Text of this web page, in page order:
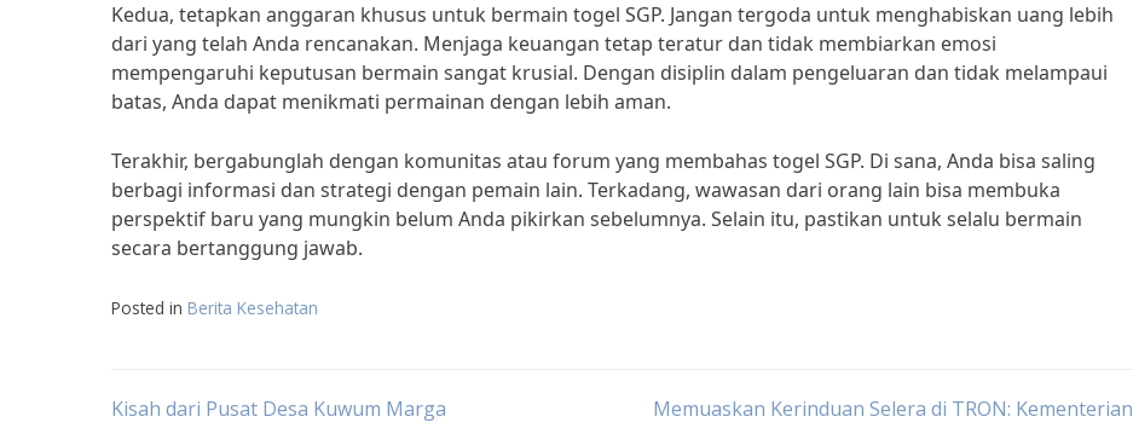
Kedua, tetapkan anggaran khusus untuk bermain togel SGP. Jangan tergoda untuk menghabiskan uang lebih
dari yang telah Anda rencanakan. Menjaga keuangan tetap teratur dan tidak membiarkan emosi
mempengaruhi keputusan bermain sangat krusial. Dengan disiplin dalam pengeluaran dan tidak melampaui
batas, Anda dapat menikmati permainan dengan lebih aman.
Terakhir, bergabunglah dengan komunitas atau forum yang membahas togel SGP. Di sana, Anda bisa saling
berbagi informasi dan strategi dengan pemain lain. Terkadang, wawasan dari orang lain bisa membuka
perspektif baru yang mungkin belum Anda pikirkan sebelumnya. Selain itu, pastikan untuk selalu bermain
secara bertanggung jawab.
Posted in Berita Kesehatan
Kisah dari Pusat Desa Kuwum Marga
Memuaskan Kerinduan Selera di TRON: Kementerian